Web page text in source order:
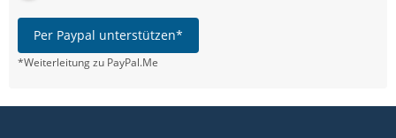
Per Paypal unterstützen*
*Weiterleitung zu PayPal.Me